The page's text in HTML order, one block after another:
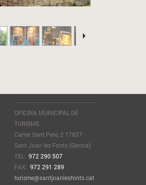
OFICINA MUNICIPAL DE
TURISME
Carrer Sant Pere, 2 17857
Sant Joan les Fonts (Girona)
TEL: 972 290 507
FAX: 972 291 289
turisme@santjoanlesfonts.cat